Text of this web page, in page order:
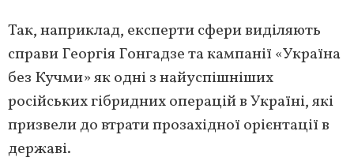
Так, наприклад, експерти сфери виділяють
справи Георгія Гонгадзе та кампанії «Україна
без Кучми» як одні з найуспішніших
російських гібридних операцій в Україні, які
призвели до втрати прозахідної орієнтації в
державі.